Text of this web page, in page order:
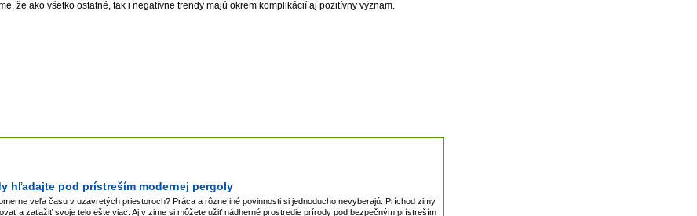
že ako všetko ostatné, tak i negatívne trendy majú okrem komplikácií aj pozitívny význam.
hľadajte pod prístreším modernej pergoly
veľa času v uzavretých priestoroch? Práca a rôzne iné povinnosti si jednoducho nevyberajú. Príchod zimy
a zaťažiť svoje telo ešte viac. Aj v zime si môžete užiť nádherné prostredie prírody pod bezpečným prístreším